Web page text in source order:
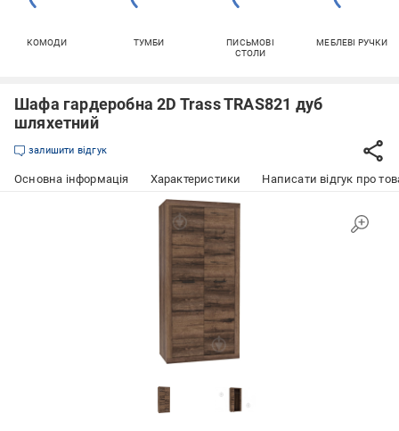
КОМОДИ ТУМБИ
ПИСЬМОВІ
СТОЛИ
МЕБЛЕВІ РУЧКИ
Шафа гардеробна 2D Trass TRAS821 дуб
шляхетний
залишити відгук
Основна інформація Характеристики Написати відгук про